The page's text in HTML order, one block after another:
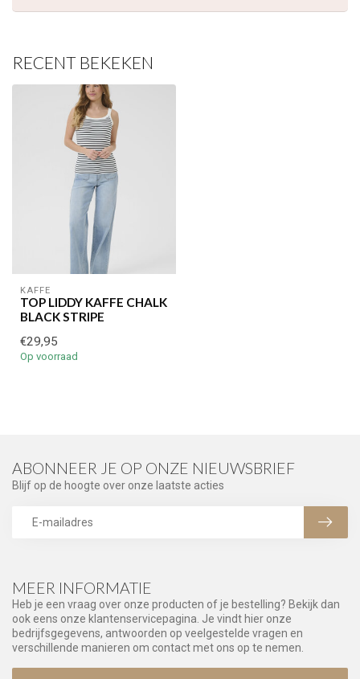
RECENT BEKEKEN
KAFFE
TOP LIDDY KAFFE CHALK
BLACK STRIPE
€29,95
Op voorraad
MEER INFORMATIE
Heb je een vraag over onze producten of je bestelling? Bekijk dan
ook eens onze klantenservicepagina. Je vindt hier onze
bedrijfsgegevens, antwoorden op veelgestelde vragen en
verschillende manieren om contact met ons op te nemen.
ABONNEER JE OP ONZE NIEUWSBRIEF
Blijf op de hoogte over onze laatste acties
Inschrijven
Je korting is geldig bij een minimale bestelwaarde van €45,00